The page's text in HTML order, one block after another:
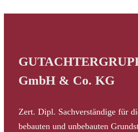
GmbH & Co. KG
Zert. Dipl. Sachverständige für
bebauten und unbebauten